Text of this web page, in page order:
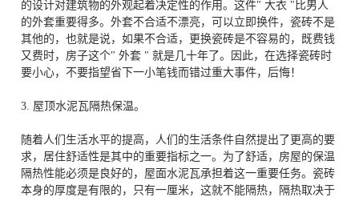
的设计对建筑物的外观起着决定性的作用。这件" 大衣 "比男人
的外套重要得多。外套不合适不漂亮，可以立即换件，瓷砖不是
其他的，也就是说，如果不合适，更换瓷砖是不容易的，既费钱
又费时，房子这个" 外套 " 就是几十年了。因此，在选择瓷砖时
要小心，不要指望省下一小笔钱而错过重大事件，后悔！
3. 屋顶水泥瓦隔热保温。
随着人们生活水平的提高，人们的生活条件自然提出了更高的要
求，居住舒适性是其中的重要指标之一。为了舒适，房屋的保温
隔热性能必须是良好的，屋面水泥瓦承担着这一重要任务。瓷砖
本身的厚度是有限的，只有一厘米，这就不能隔热，隔热取决于